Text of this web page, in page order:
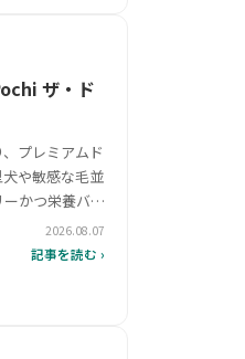
ザ・ド
プレミアムド
や敏感な毛並
かつ栄養バラ
中、Pochi
主原料とした
2026.08.07
記事を読む ›